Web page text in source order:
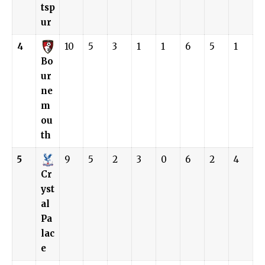
tsp
ur
4
Bo
ur
ne
m
ou
th
10 5 3 1 1 6 5 1
5
Cr
yst
al
Pa
lac
e
9 5 2 3 0 6 2 4